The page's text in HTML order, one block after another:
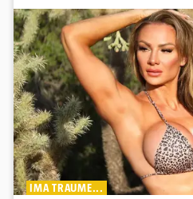
IMA TRAUME...